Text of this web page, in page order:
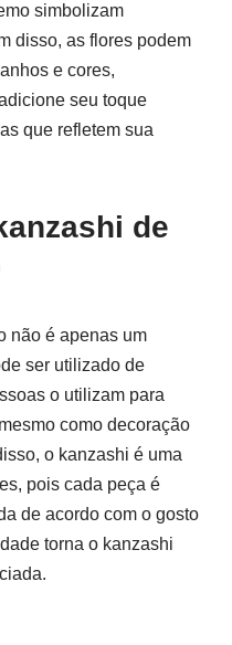
simbolizam
disso, as flores podem
e cores,
seu toque
que refletem sua
de
não é apenas um
ser utilizado de
o utilizam para
como decoração
o kanzashi é uma
pois cada peça é
de acordo com o gosto
torna o kanzashi